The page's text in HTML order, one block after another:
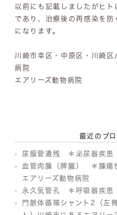
以前にも記載しましたがヒ
であり、治療後の再感染を
になります。
川崎市幸区・中原区・川崎
病院
エアリーズ動物病院
最近のブ
尿膜管遺残 ＊泌尿器疾患
血管肉腫（脾臓） ＊腫瘍
エアリーズ動物病院
永久気管孔 ＊呼吸器疾
門脈体循環シャント2（左